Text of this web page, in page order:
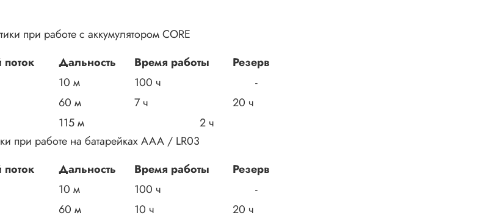
при работе с аккумулятором CORE
поток Дальность Время работы
Резерв
10 м 100 ч
-
60 м 7 ч
20 ч
115 м
2 ч
при работе на батарейках AAA / LR03
поток Дальность Время работы
Резерв
10 м 100 ч
-
60 м 10 ч
20 ч